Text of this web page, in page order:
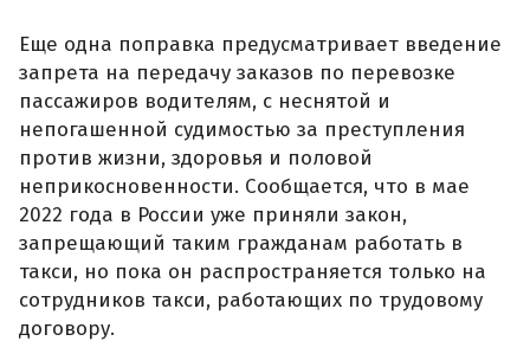
Еще одна поправка предусматривает введение
запрета на передачу заказов по перевозке
пассажиров водителям, с неснятой и
непогашенной судимостью за преступления
против жизни, здоровья и половой
неприкосновенности. Сообщается, что в мае
2022 года в России уже приняли закон,
запрещающий таким гражданам работать в
такси, но пока он распространяется только на
сотрудников такси, работающих по трудовому
договору.